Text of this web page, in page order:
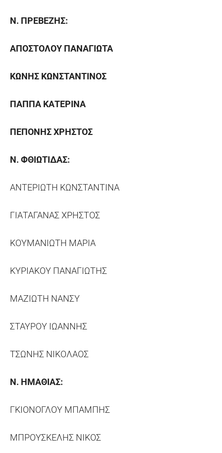
Ν. ΠΡΕΒΕΖΗΣ:
ΑΠΟΣΤΟΛΟΥ ΠΑΝΑΓΙΩΤΑ
ΚΩΝΗΣ ΚΩΝΣΤΑΝΤΙΝΟΣ
ΠΑΠΠΑ ΚΑΤΕΡΙΝΑ
ΠΕΠΟΝΗΣ ΧΡΗΣΤΟΣ
Ν. ΦΘΙΩΤΙΔΑΣ:
ΑΝΤΕΡΙΩΤΗ ΚΩΝΣΤΑΝΤΙΝΑ
ΓΙΑΤΑΓΑΝΑΣ ΧΡΗΣΤΟΣ
ΚΟΥΜΑΝΙΩΤΗ ΜΑΡΙΑ
ΚΥΡΙΑΚΟΥ ΠΑΝΑΓΙΩΤΗΣ
ΜΑΖΙΩΤΗ ΝΑΝΣΥ
ΣΤΑΥΡΟΥ ΙΩΑΝΝΗΣ
ΤΣΩΝΗΣ ΝΙΚΟΛΑΟΣ
Ν. ΗΜΑΘΙΑΣ:
ΓΚΙΟΝΟΓΛΟΥ ΜΠΑΜΠΗΣ
ΜΠΡΟΥΣΚΕΛΗΣ ΝΙΚΟΣ